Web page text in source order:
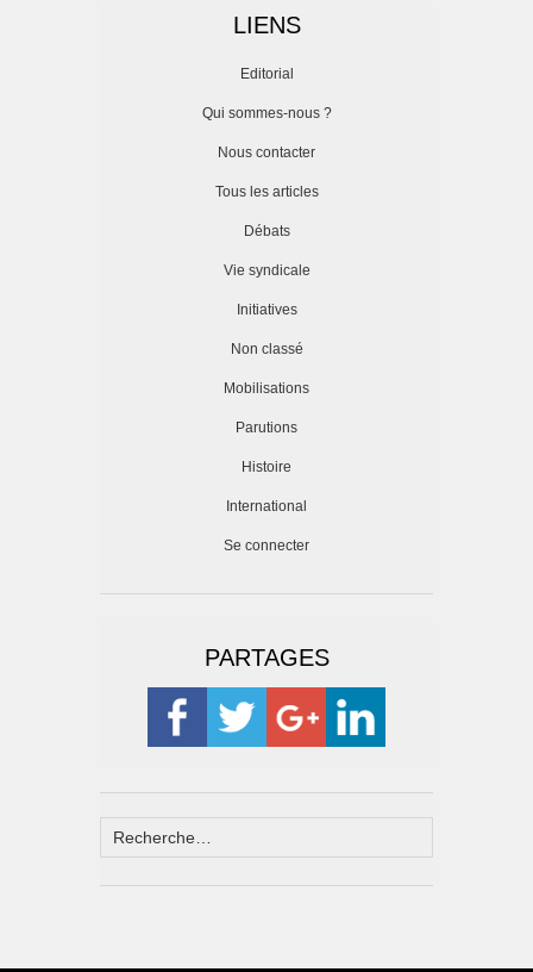
LIENS
Editorial
Qui sommes-nous ?
Nous contacter
Tous les articles
Débats
Vie syndicale
Initiatives
Non classé
Mobilisations
Parutions
Histoire
International
Se connecter
PARTAGES